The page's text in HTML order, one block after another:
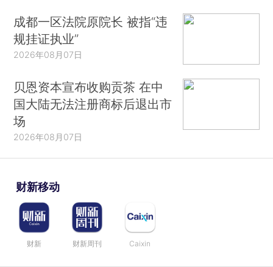
成都一区法院原院长 被指“违
规挂证执业”
2026年08月07日
贝恩资本宣布收购贡茶 在中
国大陆无法注册商标后退出市
场
2026年08月07日
财新移动
财新 财新周刊 Caixin